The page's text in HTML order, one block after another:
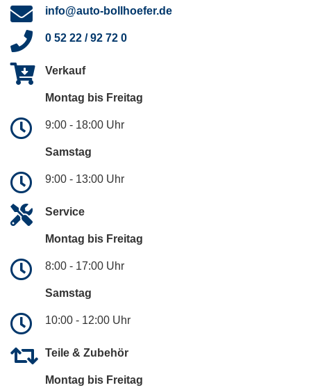
info@auto-bollhoefer.de
0 52 22 / 92 72 0
Verkauf
Montag bis Freitag
9:00 - 18:00 Uhr
Samstag
9:00 - 13:00 Uhr
Service
Montag bis Freitag
8:00 - 17:00 Uhr
Samstag
10:00 - 12:00 Uhr
Teile & Zubehör
Montag bis Freitag